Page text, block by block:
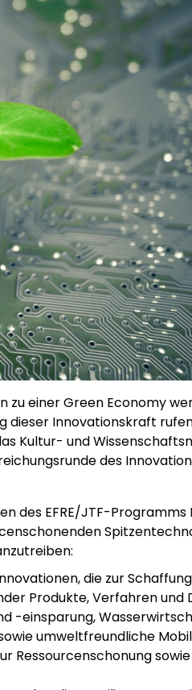
einer Green Economy
dieser Innovationskraft
Kultur- und
des
des EFRE/JTF-Programms
die zur Schaffung
Produkte, Verfahren und
-einsparung,
umweltfreundliche
Ressourcenschonung